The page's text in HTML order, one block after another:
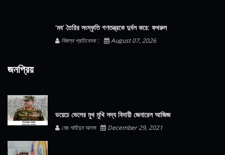
‘মব’ তৈরির সংস্কৃতি গণতন্ত্রকে দুর্বল করে: ফখরুল
নিজস্ব প্রতিবেদক : August 07, 2026
জনপ্রিয়
ডয়েচে ভেলের মুখ মুখি সদ্য বিদায়ী জেনারেল আজিজ
মোঃ শাহিদুন আলম December 29, 2021